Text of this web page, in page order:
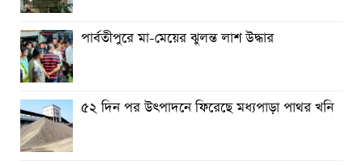
পার্বতীপুরে মা-মেয়ের ঝুলন্ত লাশ উদ্ধার
৫২ দিন পর উৎপাদনে ফিরেছে মধ্যপাড়া পাথর খনি